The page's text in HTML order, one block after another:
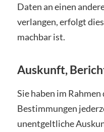
Daten an einen
verlangen, erfolgt
machbar ist.
Auskunft,
Sie haben im
Bestimmungen
unentgeltliche